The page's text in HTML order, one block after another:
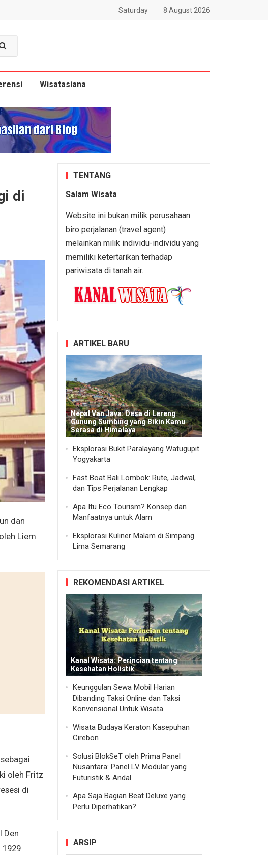
Saturday 8 August 2026
Wisatasiana
di
dan
Liem
oleh Fritz
di
Den
TENTANG
Salam Wisata
Website ini bukan milik perusahaan
biro perjalanan (travel agent)
melainkan milik individu-individu yang
memiliki ketertarikan terhadap
pariwisata di tanah air.
ARTIKEL BARU
Nepal Van Java: Desa di Lereng
Gunung Sumbing yang Bikin Kamu
Serasa di Himalaya
Eksplorasi Bukit Paralayang Watugupit
Yogyakarta
Fast Boat Bali Lombok: Rute, Jadwal,
dan Tips Perjalanan Lengkap
Apa Itu Eco Tourism? Konsep dan
Manfaatnya untuk Alam
Eksplorasi Kuliner Malam di Simpang
Lima Semarang
REKOMENDASI ARTIKEL
Kanal Wisata: Perincian tentang
Kesehatan Holistik
Keunggulan Sewa Mobil Harian
Dibanding Taksi Online dan Taksi
Konvensional Untuk Wisata
Wisata Budaya Keraton Kasepuhan
Cirebon
Solusi BlokSeT oleh Prima Panel
Nusantara: Panel LV Modular yang
Futuristik & Andal
Apa Saja Bagian Beat Deluxe yang
Perlu Diperhatikan?
ARSIP